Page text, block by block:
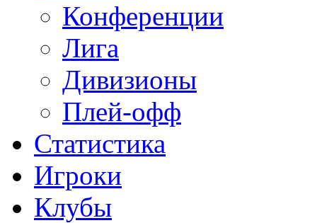
Конференции
Лига
Дивизионы
Плей-офф
Статистика
Игроки
Клубы